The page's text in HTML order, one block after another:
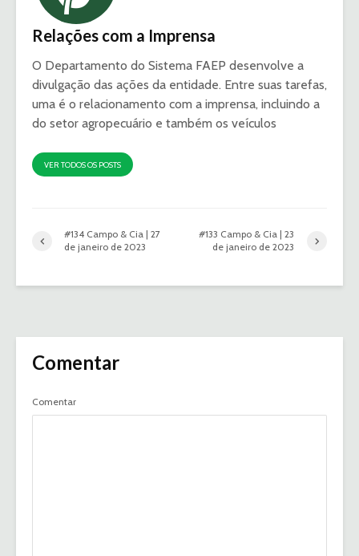
Relações com a Imprensa
O Departamento do Sistema FAEP desenvolve a
divulgação das ações da entidade. Entre suas tarefas,
uma é o relacionamento com a imprensa, incluindo a
do setor agropecuário e também os veículos
VER TODOS OS POSTS
#134 Campo & Cia | 27
de janeiro de 2023
#133 Campo & Cia | 23
de janeiro de 2023
Comentar
Comentar